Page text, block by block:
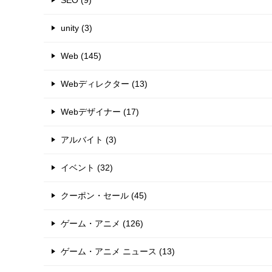
unity (3)
Web (145)
Webディレクター (13)
Webデザイナー (17)
アルバイト (3)
イベント (32)
クーポン・セール (45)
ゲーム・アニメ (126)
ゲーム・アニメ ニュース (13)